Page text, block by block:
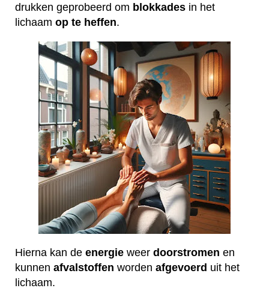
drukken geprobeerd om blokkades in het
lichaam op te heffen.
Hierna kan de energie weer doorstromen en
kunnen afvalstoffen worden afgevoerd uit het
lichaam.